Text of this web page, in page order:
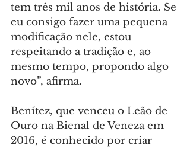
tem três mil anos de história. Se
eu consigo fazer uma pequena
modificação nele, estou
respeitando a tradição e, ao
mesmo tempo, propondo algo
novo”, afirma.
Benítez, que venceu o Leão de
Ouro na Bienal de Veneza em
2016, é conhecido por criar